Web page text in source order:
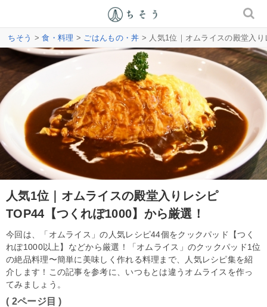
ちそう >食・料理 > ごはんもの・丼 > 人気1位｜オムライスの殿堂入
人気1位｜オムライスの殿堂入りレシピ
TOP44【つくれぽ1000】から厳選！
今回は、「オムライス」の人気レシピ44個をクックパッド【つく
れぽ1000以上】などから厳選！「オムライス」のクックパッド1位
の絶品料理〜簡単に美味しく作れる料理まで、人気レシピ集を紹
介します！この記事を参考に、いつもとは違うオムライスを作っ
てみましょう。
( 2ページ目 )